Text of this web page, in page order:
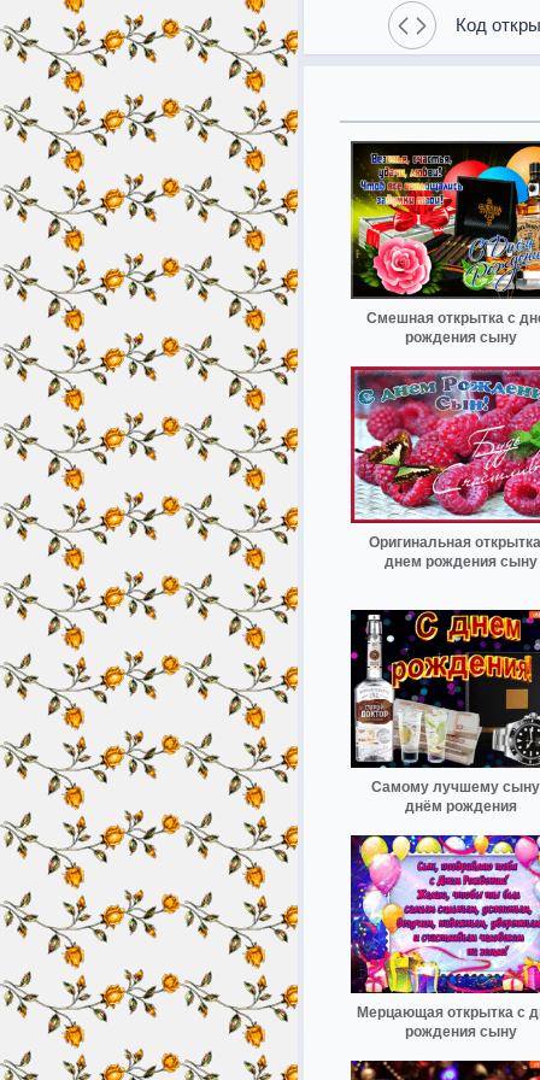
Код
Смешная открытка с
рождения сыну
Оригинальная
днем рождения сыну
Самому лучшему
днём рождения
Мерцающая открытка с
рождения сыну